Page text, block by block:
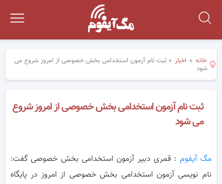
خانه » اخبار »ثبت نام آزمون استخدامی بخش خصوصی از امروز شروع می
شود
ثبت نام آزمون استخدامی بخش خصوصی از امروز شروع
می شود
مگ آیفوم : قمری دبیر آزمون استخدامی بخش خصوصی گفت:
نام ‎نویسی آزمون استخدامی بخش خصوصی از امروز در پایگاه